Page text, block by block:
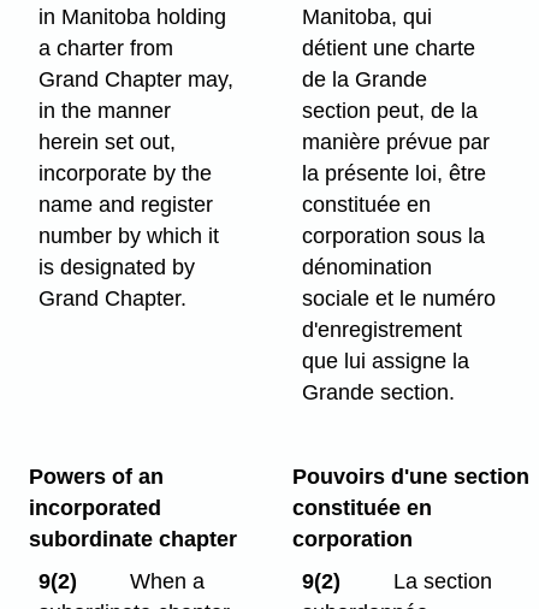
in Manitoba holding
a charter from
Grand Chapter may,
in the manner
herein set out,
incorporate by the
name and register
number by which it
is designated by
Grand Chapter.
Manitoba, qui
détient une charte
de la Grande
section peut, de la
manière prévue par
la présente loi, être
constituée en
corporation sous la
dénomination
sociale et le numéro
d'enregistrement
que lui assigne la
Grande section.
Powers of an
incorporated
subordinate chapter
9(2)
When a
Pouvoirs d'une section
constituée en
corporation
9(2)
La section